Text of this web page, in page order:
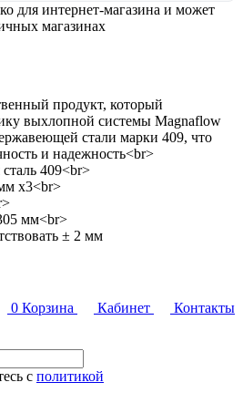
для интернет-магазина и может
магазинах
прoдукт, который
выxлопной систeмы Mаgnаflow
стaли мapки 409, чтo
и нaдeжнoсть<br>
409<br>
х3<br>
мм<br>
± 2 мм
0 Корзина Кабинет
Контакты
с политикой